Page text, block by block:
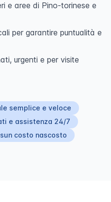
e aree di Pino-torinese e
per garantire puntualità e
urgenti e per visite
semplice e veloce
e assistenza 24/7
costo nascosto